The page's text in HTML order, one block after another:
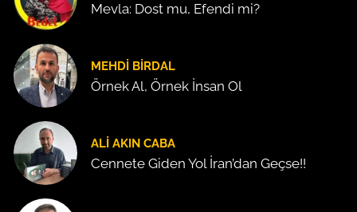
Mevla: Dost mu, Efendi mi?
MEHDI BIRDAL
Örnek Al, Örnek İnsan Ol
ALI AKIN CABA
Cennete Giden Yol İran’dan Geçse!!